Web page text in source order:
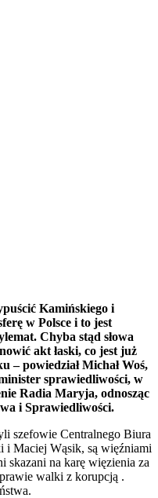
Kamińskiego i
w Polsce i to jest
Chyba stąd słowa
akt łaski, co jest już
– powiedział Michał Woś,
sprawiedliwości, w
Radia Maryja, odnosząc
i Sprawiedliwości.
szefowie Centralnego Biura
Maciej Wąsik, są więźniami
skazani na karę więzienia za
walki z korupcją .